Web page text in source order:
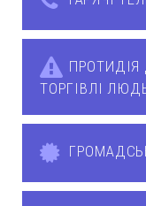
ТОРГІВЛІ